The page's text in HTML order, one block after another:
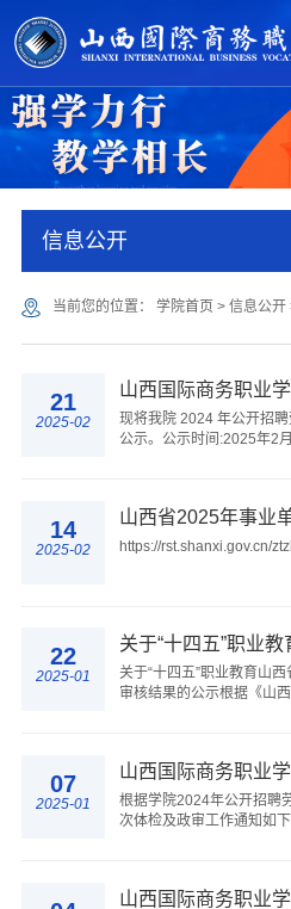
信息公开
当前您的位置： 学院首页 > 信息公开
21
2025-02
现将我院 2024 年公开招
公示。公示时间:2025年2
14
2025-02
山西省2025年事业
https://rst.shanxi.gov.cn/
22
2025-01
关于“十四五”职业教育山
审核结果的公示根据《山
07
2025-01
根据学院2024年公开招聘
次体检及政审工作通知如